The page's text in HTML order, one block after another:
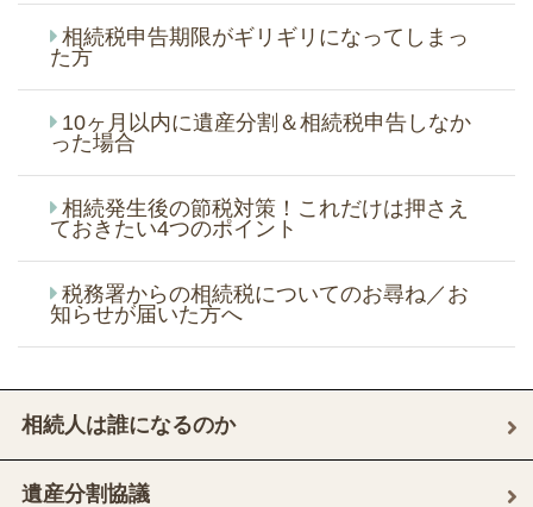
相続税申告期限がギリギリになってしまっ
た方
10ヶ月以内に遺産分割＆相続税申告しなか
った場合
相続発生後の節税対策！これだけは押さえ
ておきたい4つのポイント
税務署からの相続税についてのお尋ね／お
知らせが届いた方へ
相続人は誰になるのか
遺産分割協議